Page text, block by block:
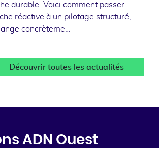
durable. Voici comment passer
réactive à un pilotage structuré,
concrèteme…
Découvrir toutes les actualités
ADN Ouest